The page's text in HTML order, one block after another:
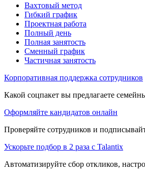
Вахтовый метод
Гибкий график
Проектная работа
Полный день
Полная занятость
Сменный график
Частичная занятость
Корпоративная поддержка сотрудников
Какой соцпакет вы предлагаете
Оформляйте кандидатов онлайн
Проверяйте сотрудников и
Ускорьте подбор в 2 раза с Talantix
Автоматизируйте сбор откликов,